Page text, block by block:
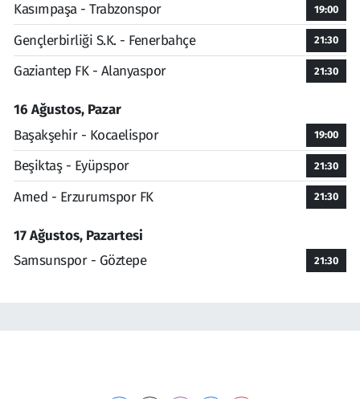
Kasımpaşa - Trabzonspor 19:00
Gençlerbirliği S.K. - Fenerbahçe 21:30
Gaziantep FK - Alanyaspor 21:30
16 Ağustos, Pazar
Başakşehir - Kocaelispor
19:00
Beşiktaş - Eyüpspor 21:30
Amed - Erzurumspor FK 21:30
17 Ağustos, Pazartesi
Samsunspor - Göztepe
21:30